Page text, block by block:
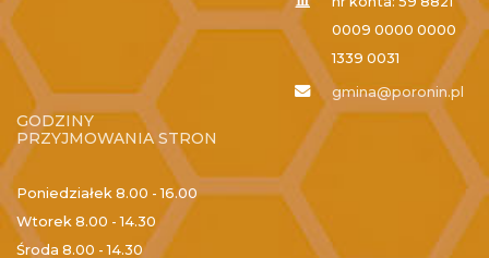
0009 0000 0000
1339 0031
gmina@poronin.pl
GODZINY
PRZYJMOWANIA STRON
Poniedziałek 8.00 - 16.00
Wtorek 8.00 - 14.30
Środa 8.00 - 14.30